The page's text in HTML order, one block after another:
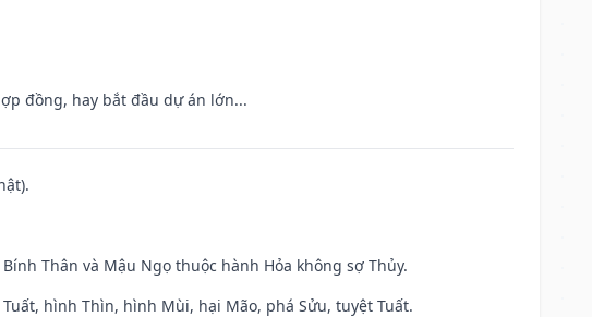
đồng, hay bắt đầu dự án lớn...
Thân và Mậu Ngọ thuộc hành Hỏa không sợ Thủy.
hình Thìn, hình Mùi, hại Mão, phá Sửu, tuyệt Tuất.